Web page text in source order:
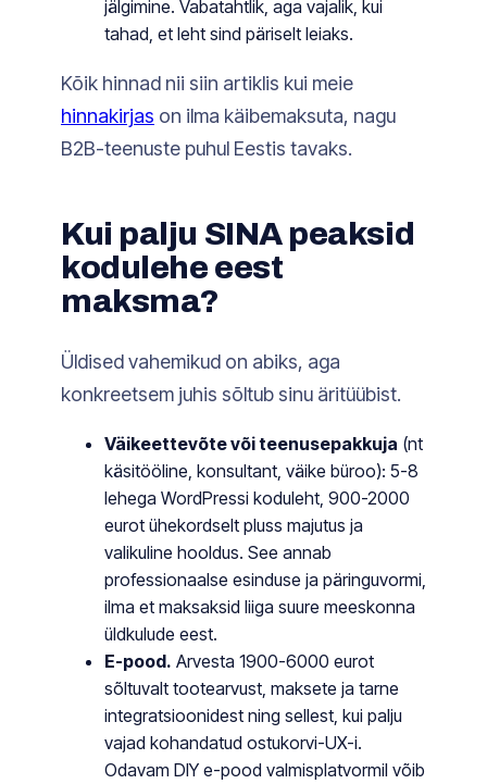
jälgimine. Vabatahtlik, aga vajalik, kui
tahad, et leht sind päriselt leiaks.
Kõik hinnad nii siin artiklis kui meie
hinnakirjas on ilma käibemaksuta, nagu
B2B-teenuste puhul Eestis tavaks.
Kui palju SINA peaksid
kodulehe eest
maksma?
Üldised vahemikud on abiks, aga
konkreetsem juhis sõltub sinu äritüübist.
Väikeettevõte või teenusepakkuja (nt
käsitööline, konsultant, väike büroo): 5-8
lehega WordPressi koduleht, 900-2000
eurot ühekordselt pluss majutus ja
valikuline hooldus. See annab
professionaalse esinduse ja päringuvormi,
ilma et maksaksid liiga suure meeskonna
üldkulude eest.
E-pood. Arvesta 1900-6000 eurot
sõltuvalt tootearvust, maksete ja tarne
integratsioonidest ning sellest, kui palju
vajad kohandatud ostukorvi-UX-i.
Odavam DIY e-pood valmisplatvormil võib